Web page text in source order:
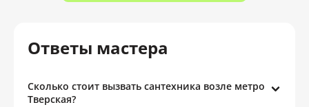
Ответы мастера
Сколько стоит вызвать сантехника возле метро
Тверская?